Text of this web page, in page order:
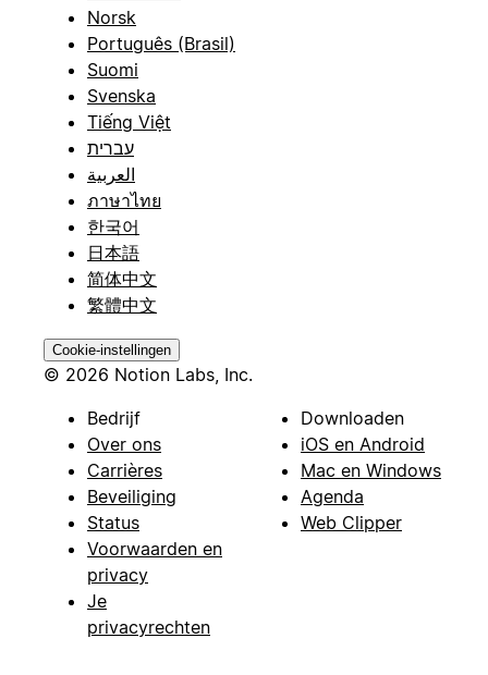
Norsk
Português (Brasil)
Suomi
Svenska
Tiếng Việt
עברית
العربية
ภาษาไทย
한국어
日本語
简体中文
繁體中文
Cookie-instellingen
© 2026 Notion Labs, Inc.
Bedrijf
Over ons
Carrières
Beveiliging
Status
Voorwaarden en
privacy
Je
privacyrechten
Downloaden
iOS en Android
Mac en Windows
Agenda
Web Clipper